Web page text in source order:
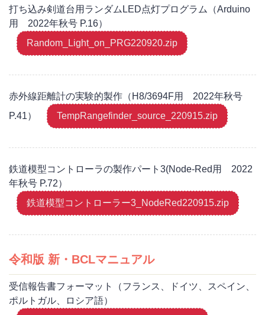
打ち込み剣道台用ランダムLED点灯プログラム（Arduino
用 2022年秋号 P.16）
Random_Light_on_PRG220920.zip
赤外線距離計の実験的製作（H8/3694F用 2022年秋号
P.41）
TempRangefinder_source_220915.zip
鉄道模型コントローラの製作パート3(Node-Red用 2022
年秋号 P.72）
鉄道模型コントローラー3_NodeRed220915.zip
令和版 新・BCLマニュアル
受信報告書フォーマット（フランス、ドイツ、スペイン、
ポルトガル、ロシア語）